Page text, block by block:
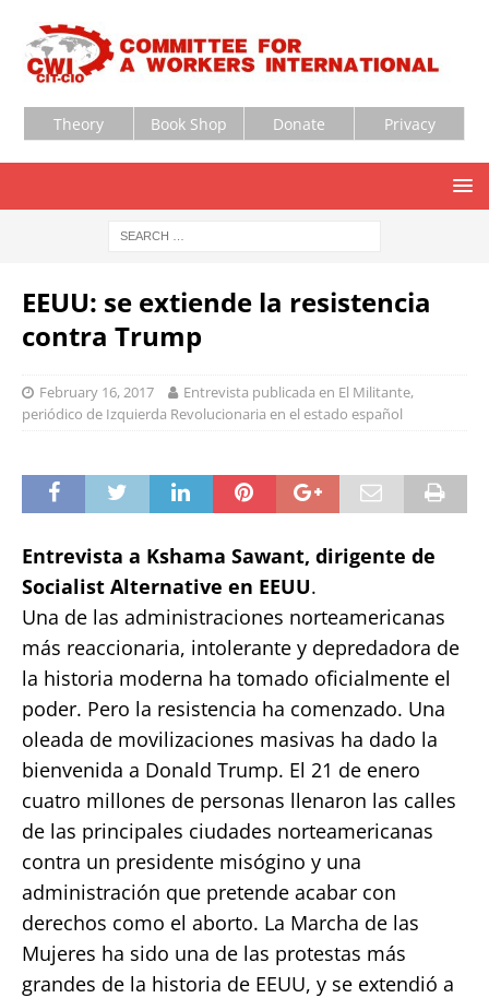
Theory Book Shop Donate Privacy
EEUU: se extiende la resistencia
contra Trump
February 16, 2017
Entrevista publicada en El Militante,
periódico de Izquierda Revolucionaria en el estado español
Entrevista a Kshama Sawant, dirigente de
Socialist Alternative en EEUU.
Una de las administraciones norteamericanas
más reaccionaria, intolerante y depredadora de
la historia moderna ha tomado oficialmente el
poder. Pero la resistencia ha comenzado. Una
oleada de movilizaciones masivas ha dado la
bienvenida a Donald Trump. El 21 de enero
cuatro millones de personas llenaron las calles
de las principales ciudades norteamericanas
contra un presidente misógino y una
administración que pretende acabar con
derechos como el aborto. La Marcha de las
Mujeres ha sido una de las protestas más
grandes de la historia de EEUU, y se extendió a